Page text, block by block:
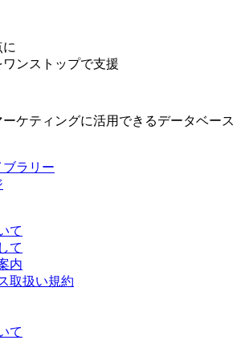
ンストップで支援
ケティングに活用できるデータベース
て
て
内
取扱い規約
て